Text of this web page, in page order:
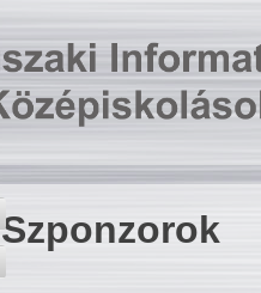
Szponzorok